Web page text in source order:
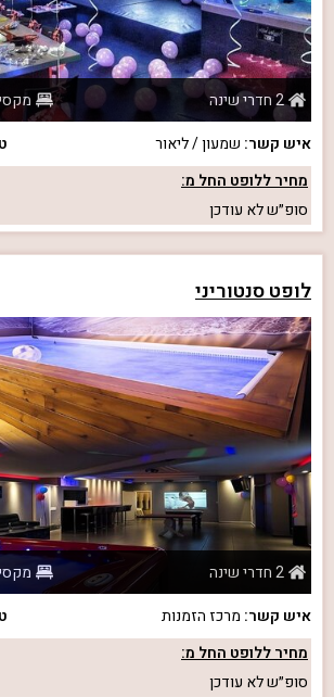
2 חדרי שינה
איש קשר: שמעון / ליאור
מחיר ללופט החל מ:
סופ״שלא עודכן
לופט סנטוריני
2 חדרי שינה
איש קשר: מרכז הזמנות
מחיר ללופט החל מ:
סופ״שלא עודכן